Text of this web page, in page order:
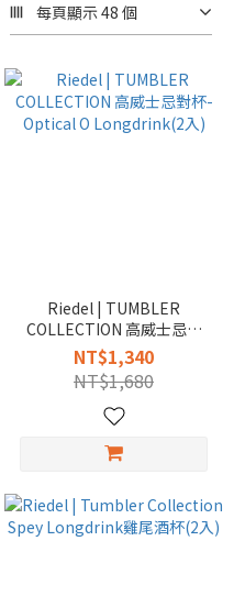
每頁顯示 48 個
Riedel | TUMBLER
COLLECTION 高威士忌對
杯-Optical O Longdrink(2
入)
NT$1,340
NT$1,680